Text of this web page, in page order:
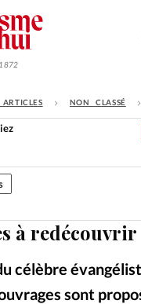
S'ABONNERNON CLASSÉ
à redécouvrir
célèbre
sont